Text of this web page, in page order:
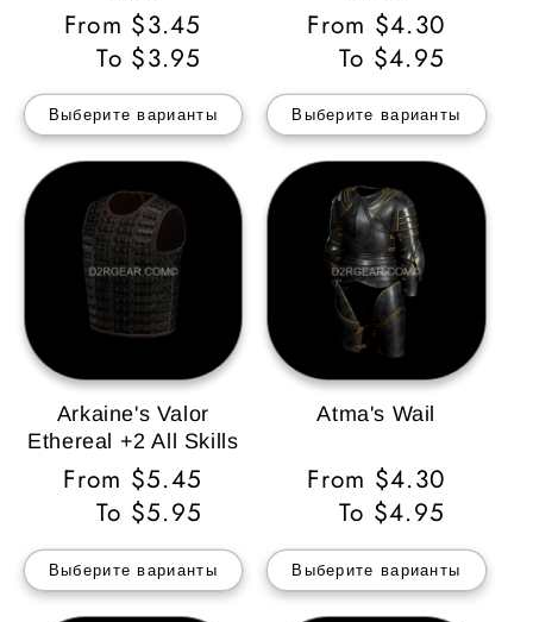
Обычная
цена
From $3.45
To $3.95
Выберите варианты
Обычная
цена
From $4.30
To $4.95
Выберите варианты
Arkaine's Valor
Ethereal +2 All Skills
Обычная
цена
From $5.45
To $5.95
Выберите варианты
Atma's Wail
Обычная
цена
From $4.30
To $4.95
Выберите варианты